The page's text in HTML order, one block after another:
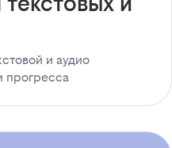
и аудио
прогресса